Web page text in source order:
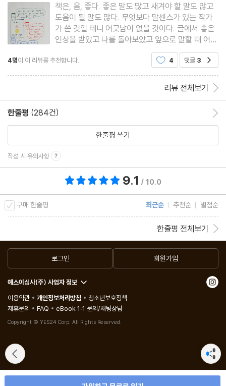
<말센스 11> 고독의 시간이 공감력을 높여준다
하버드에서 수행된 연구에 따르면 다른 사람에게 공감을 느끼는 능
력이 고독을 경험한 후에 더 향상된다고 한다. 가끔씩 혼자 있는 시
간을 갖는 것만으로도 다른 사람들과의 관계를 증진시킬 수 있다는
것이다. 더 충실한 관계를 유지하고 싶다면 고독의 시간을 가져라.
<말센스 12> 말은 문자보다 진정성이 강하다
우리는 말로 해야 할 때조차 문자를 쓴다. 얼굴을 보며 대화를 나누
는 것이 불편하기 때문이다. 하지만 말에는 문자에서는 느낄 수 없는
감정과 감각과 뉘앙스가 있다. 누군가와 좀 더 친밀해지고 싶다면 말
을 통한 대화가 필요하다.
<말센스 13> 편리함을 위해 감정을 희생시키지 않는다
스마트폰 같은 기기를 통한 의사소통은 매우 효율적이고 편리하다.
말로 하는 것보다 실수도 덜하다. 하지만 효율적이고 실수가 없는 소
통이란 얼마나 비인간적인가? 때로는 실수투성이에 뒤죽박죽이고
엉망인 의사소통이 가장 인간적이다.
<말센스 14> 말재주와 말센스는 다르다
말을 잘하고 싶은가? 그렇다면 말하고 싶은 욕구을 참는 것부터 배
워야 한다. 우리가 알고 있는 소통의 달인들은 의외로 말솜씨가 유창
사용하지 않으며, 오히려 들어주는 것에 능숙하다.
책은, 음, 좋다. 좋은 말도 많고 새겨야 할 말도 많고
도움이 될 말도 많다. 무엇보다 말센스가 있는 작가
가 쓴 것일 테니 어긋남이 없을 것이다. 글에서 좋은
인상을 받았고 나를 돌아보았고 앞으로 말할 때 어떤
점을 조심해야 할지 거듭거듭 되짚어 보았다. 일부
러 구입한 책이다. 어떤 모임을 위해 필요한 책이었
4명이 이 리뷰를 추천합니다. 4 댓글 3
리뷰 전체보기
한줄평 (284건)
한줄평 쓰기
작성 시 유의사항
9.1 / 10.0
구매 한줄평 최근순 추천순 별점순
한줄평 전체보기
로그인 회원가입
예스이십사(주) 사업자 정보
이용약관
개인정보처리방침
청소년보호정책
제휴문의
FAQ eBook 1:1 문의/채팅상담
Copyright © YES24 Corp. All Rights Reserved.